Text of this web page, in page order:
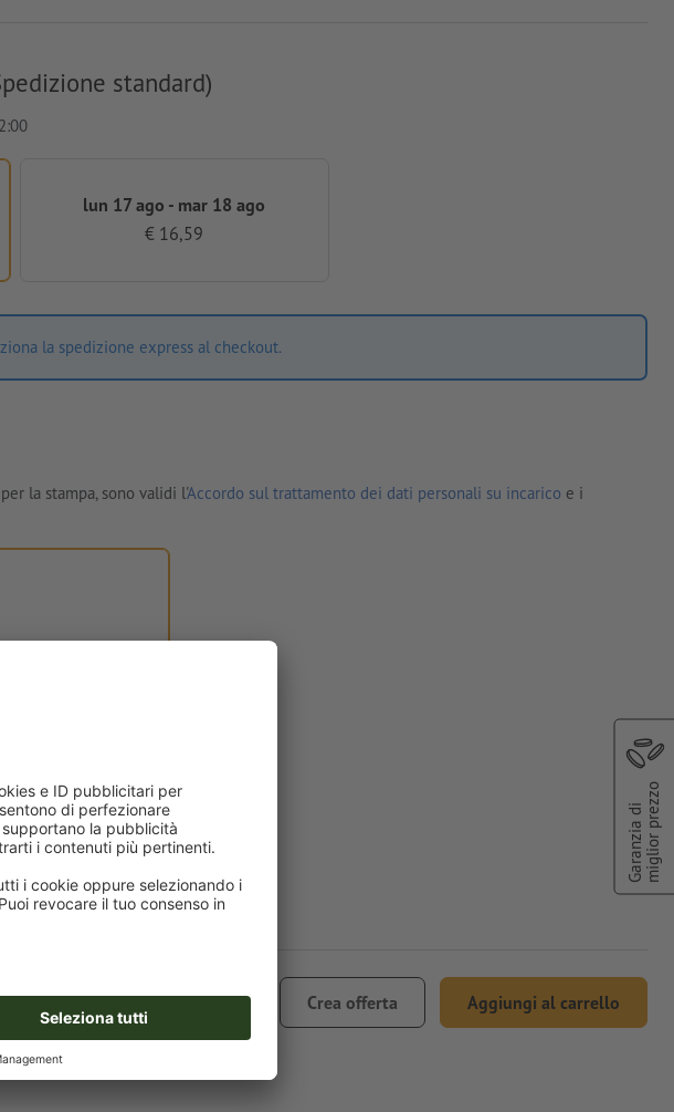
standard)
lun 17 ago - mar 18 ago
€ 16,59
la spedizione express al checkout.
la stampa, sono validi l'Accordo sul trattamento dei dati personali su incarico e i
prima o dopo
IVA esclusa
€ 110,57 € 134,90 Crea offerta Aggiungi al carrello
Garanzia dimiglior prezzo